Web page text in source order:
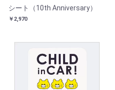
シート（10th Anniversary）
￥2,970